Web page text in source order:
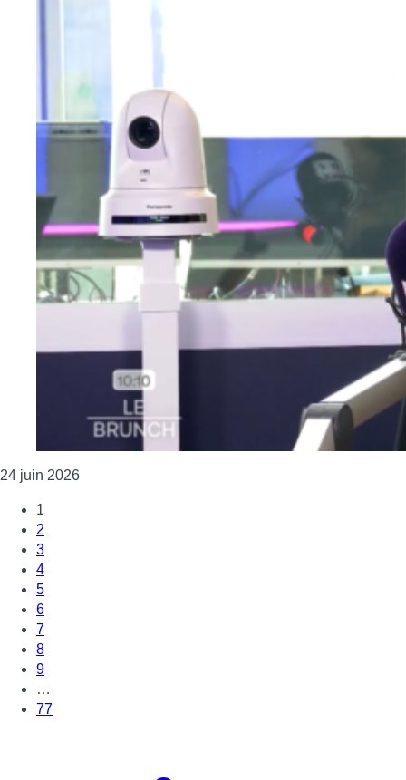
24 juin 2026Consulter l'article "L’invitée du Brunch – Condore
1
2
3
4
5
6
7
8
9
…
77